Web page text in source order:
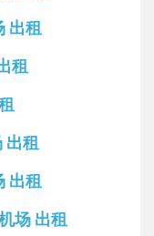
出租
租
租
出租
场 出租